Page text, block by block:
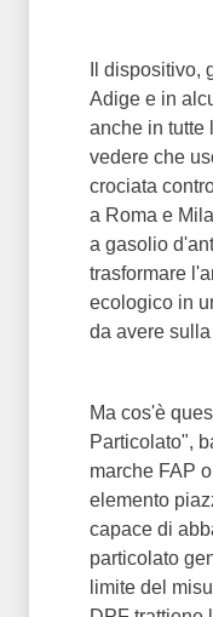
Il dispositivo,
Adige e in
anche in tutte
vedere che
crociata
a Roma e
a gasolio
trasformare
ecologico in
da avere
Ma cos'è
Particolato",
marche FAP
elemento
capace di
particolato
limite del